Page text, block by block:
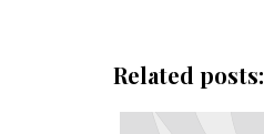
Related posts: